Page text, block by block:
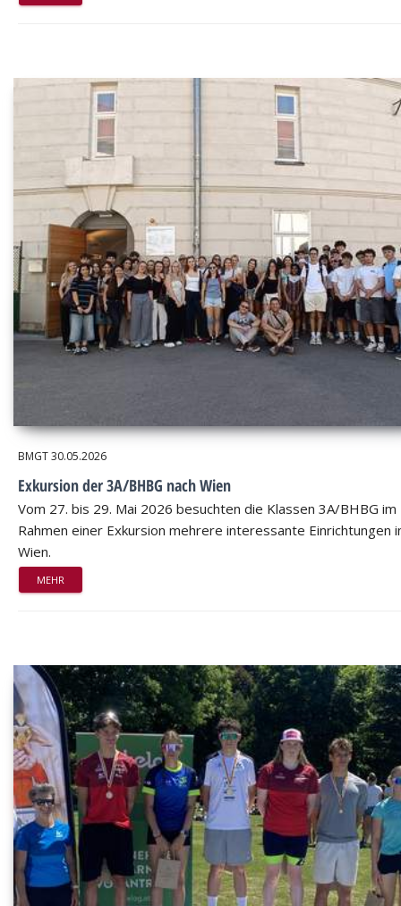
BMGT30.05.2026
Exkursion der 3A/BHBG nach Wien
Vom 27. bis 29. Mai 2026 besuchten die Klassen 3A/BHBG im
Rahmen einer Exkursion mehrere interessante Einrichtungen
Wien.
MEHR